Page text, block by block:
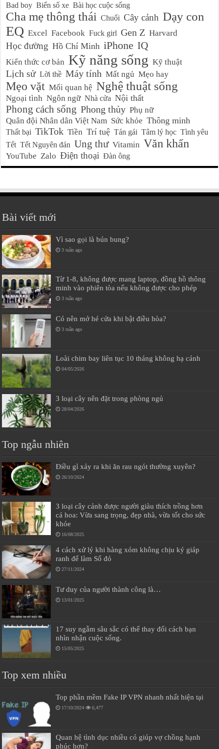
Bad boy Biển số xe Bài học cuộc sống
Cha mẹ thông thái Chuối Cây cảnh Dạy con
EQ Excel Facebook Fuck girl Gen Z Harvard
Học đường Hồ Chí Minh iPhone IQ
Kiến thức cơ bản Kỹ năng sống Kỹ thuật
Lịch sử Lời thề Máy tính Mất ngủ Mẹo hay
Mẹo vặt Mối quan hệ Nghệ thuật sống
Ngoại tình Ngôn ngữ Nhà cửa Nội thất
Phong cách sống Phong thủy Phụ nữ
Quân đội Nhân dân Việt Nam Sức khỏe Thông minh
Thất bại TikTok Tiền Trí tuệ Tán gái Tâm lý học Tình yêu
Tết Tết Nguyên đán Ung thư Vitamin Văn khấn
YouTube Zalo Điện thoại Đàn ông
Bài viết mới
Vì sao gọi là bún bung?
3 tuần ago
Từ 1-8, không được mang laptop, đồng hồ thông
minh vào phiên tòa nếu không được cho phép
3 tuần ago
Có nên mở hé cửa khi bật điều hòa?
3 tuần ago
Loài chim bay liên tục 10 tháng không hạ cánh
04/05/2026
3 loại cây nên đặt trong phòng ngủ
28/04/2026
Top ngẫu nhiên
Điều gì xảy ra khi ăn rau ngót thường xuyên?
26/10/2024
3 loại cây cảnh được người giàu thích trồng hơn
cả hoa: Vừa sang trọng, đẹp nhà, vừa tốt cho sức
khỏe
16/08/2025
4 cách xử lý khi hàng xóm không chịu ký giáp
ranh để làm Sổ đỏ
27/11/2024
Tư duy của người thành công là…
13/01/2025
17 suy ngẫm sâu sắc có thể thay đổi cách bạn
nhìn nhận cuộc sống.
15/05/2025
Top xem nhiều
Top phần mềm Fake IP VPN nhanh nhất hiện tại
17/10/2024 6,477
Quan hệ tình dục nhiều có giúp vợ chồng hạnh
phúc hơn?